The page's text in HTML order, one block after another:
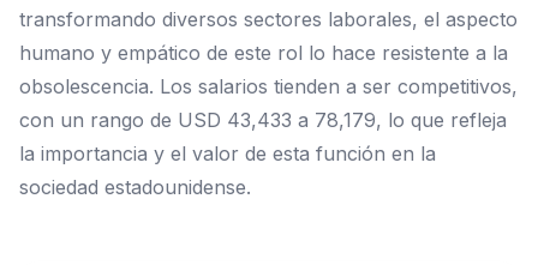
transformando diversos sectores laborales, el aspecto
humano y empático de este rol lo hace resistente a la
obsolescencia. Los salarios tienden a ser competitivos,
con un rango de USD 43,433 a 78,179, lo que refleja
la importancia y el valor de esta función en la
sociedad estadounidense.